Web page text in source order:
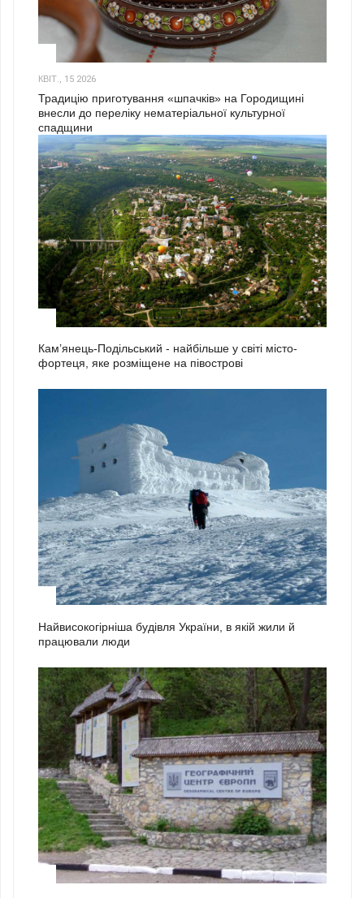
КВІТ., 15 2026
Традицію приготування «шпачків» на Городищині
внесли до переліку нематеріальної культурної
спадщини
Кам’янець-Подільський - найбільше у світі місто-
фортеця, яке розміщене на півострові
Найвисокогірніша будівля України, в якій жили й
працювали люди